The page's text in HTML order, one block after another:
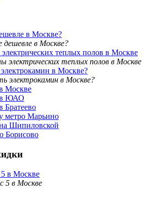
в Москве?
теплых полов в Москве
в Москве?
Москве
в ЮАО
Братеево
метро Марьино
Шипиловской
Борисово
в Москве